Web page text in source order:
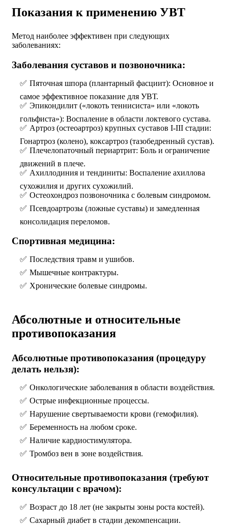
Показания к применению УВТ
Метод наиболее эффективен при следующих
заболеваниях:
Заболевания суставов и позвоночника:
Пяточная шпора (плантарный фасциит): Основное и
самое эффективное показание для УВТ.
Эпикондилит («локоть теннисиста» или «локоть
гольфиста»): Воспаление в области локтевого сустава.
Артроз (остеоартроз) крупных суставов I-III стадии:
Гонартроз (колено), коксартроз (тазобедренный сустав).
Плечелопаточный периартрит: Боль и ограничение
движений в плече.
Ахиллодиния и тендиниты: Воспаление ахиллова
сухожилия и других сухожилий.
Остеохондроз позвоночника с болевым синдромом.
Псевдоартрозы (ложные суставы) и замедленная
консолидация переломов.
Спортивная медицина:
Последствия травм и ушибов.
Мышечные контрактуры.
Хронические болевые синдромы.
Абсолютные и относительные
противопоказания
Абсолютные противопоказания (процедуру
делать нельзя):
Онкологические заболевания в области воздействия.
Острые инфекционные процессы.
Нарушение свертываемости крови (гемофилия).
Беременность на любом сроке.
Наличие кардиостимулятора.
Тромбоз вен в зоне воздействия.
Относительные противопоказания (требуют
консультации с врачом):
Возраст до 18 лет (не закрыты зоны роста костей).
Сахарный диабет в стадии декомпенсации.